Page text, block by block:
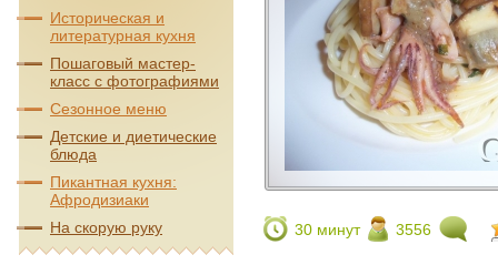
30 минут 3556
Историческая и
литературная кухня
Пошаговый мастер-
класс с фотографиями
Сезонное меню
Детские и диетические
блюда
Пикантная кухня:
Афродизиаки
На скорую руку